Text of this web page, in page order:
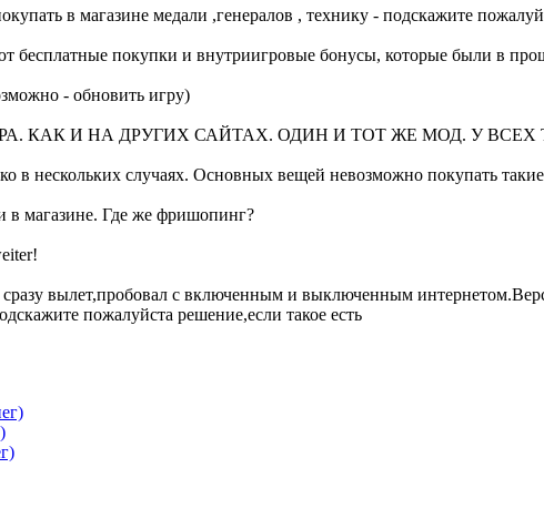
в магазине медали ,генералов , технику - подскажите
бесплатные покупки и внутриигровые бонусы, которые были в
- обновить игру)
КАК И НА ДРУГИХ САЙТАХ. ОДИН И ТОТ ЖЕ МОД. У
в нескольких случаях. Основных вещей невозможно покупать
в магазине. Где же фришопинг?
вылет,пробовал с включенным и выключенным
пожалуйста решение,если такое есть